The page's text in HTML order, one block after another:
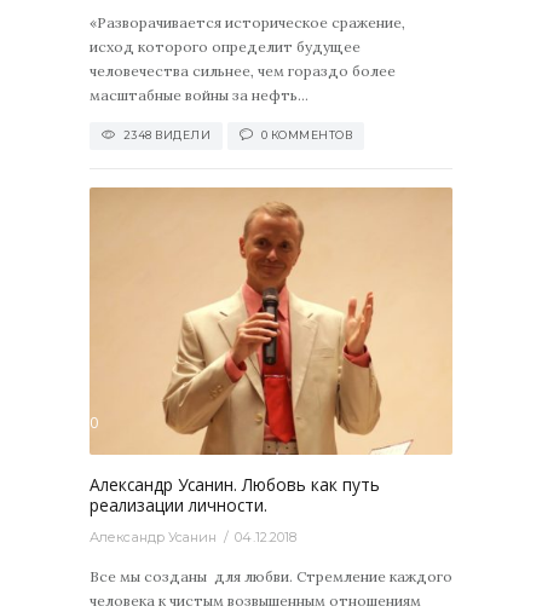
«Разворачивается историческое сражение,
исход которого определит будущее
человечества сильнее, чем гораздо более
масштабные войны за нефть...
2348 ВИДЕЛИ 0 КОММЕНТОВ
0
Александр Усанин. Любовь как путь
реализации личности.
Александр Усанин 04.12.2018
Все мы созданы для любви. Стремление каждого
человека к чистым возвышенным отношениям